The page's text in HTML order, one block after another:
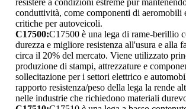
resistere a condizioni estreme pur
conduttività, come componenti di aeromobili
critiche per autoveicoli.
C17500:C17500 è una lega di rame-berillio
durezza e migliore resistenza all'usura e alla
circa il 20% del mercato. Viene utilizzato
produzione di stampi, attrezzature e
sollecitazione per i settori elettrico e
rapporto resistenza/peso della lega la rende
nelle industrie che richiedono materiali